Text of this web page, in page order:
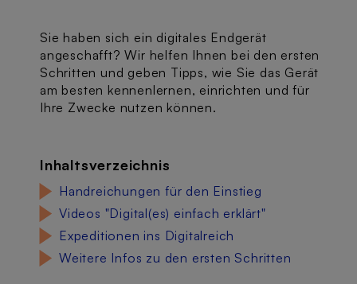
Sie haben sich ein digitales Endgerät
angeschafft? Wir helfen Ihnen bei den ersten
Schritten und geben Tipps, wie Sie das Gerät
am besten kennenlernen, einrichten und für
Ihre Zwecke nutzen können.
Inhaltsverzeichnis
Handreichungen für den Einstieg
Videos "Digital(es) einfach erklärt"
Expeditionen ins Digitalreich
Weitere Infos zu den ersten Schritten